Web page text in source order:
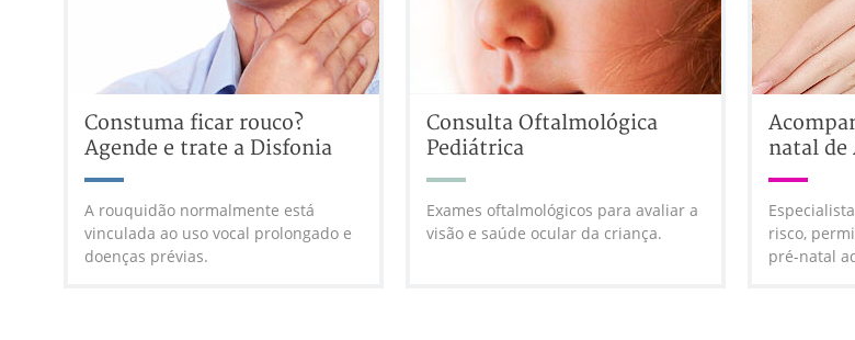
Constuma ficar rouco?
Agende e trate a Disfonia
A rouquidão normalmente está
vinculada ao uso vocal prolongado e
doenças prévias.
Consulta Oftalmológica
Pediátrica
Exames oftalmológicos para avaliar a
visão e saúde ocular da criança.
natal de
risco,
pré-natal